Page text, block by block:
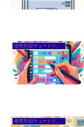
使用方法/チュートリアル